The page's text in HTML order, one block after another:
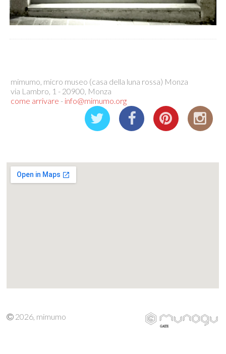
mimumo, micro museo (casa della luna rossa) Monza
via Lambro, 1 - 20900, Monza
come arrivare - info@mimumo.org
2026, mimumo